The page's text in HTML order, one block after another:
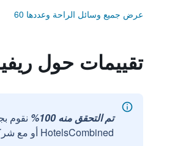
عرض جميع وسائل الراحة وعددها 60
تقييمات حول
تم التحقق منه 100%
نقوم
HotelsCombined أو مع شركائنا الخارجيين الموثوقين.